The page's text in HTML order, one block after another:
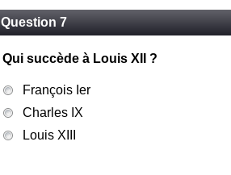
Question 7
Qui succède à Louis XII ?
François Ier
Charles IX
Louis XIII